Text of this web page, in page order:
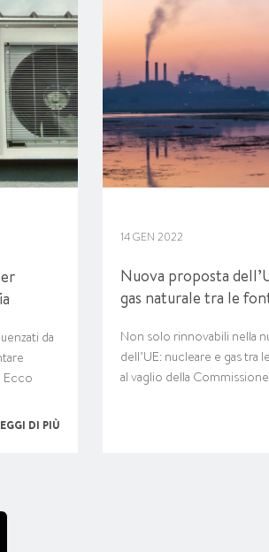
da
Ecco
DI PIÙ
14 GEN 2022
Nuova proposta
gas naturale tra le
Non solo rinnovabili nella
dell’UE: nucleare e gas
al vaglio della